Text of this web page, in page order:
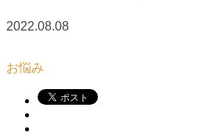
2022.08.08
お悩み